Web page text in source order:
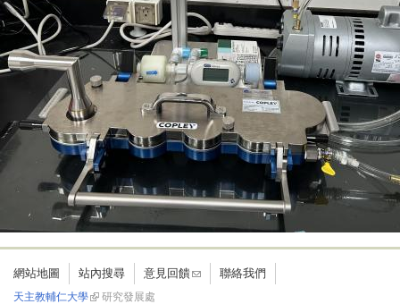
網站地圖 站內搜尋 意見回饋 聯絡我們
天主教輔仁大學 研究發展處